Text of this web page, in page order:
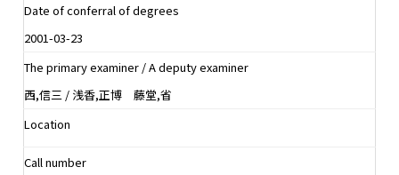
Date of conferral of degrees
2001-03-23
The primary examiner / A deputy examiner
西,信三 / 浅香,正博 藤堂,省
Location
Call number